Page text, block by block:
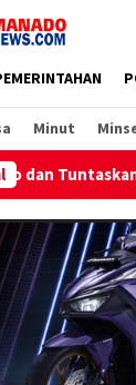
Minut
Desa